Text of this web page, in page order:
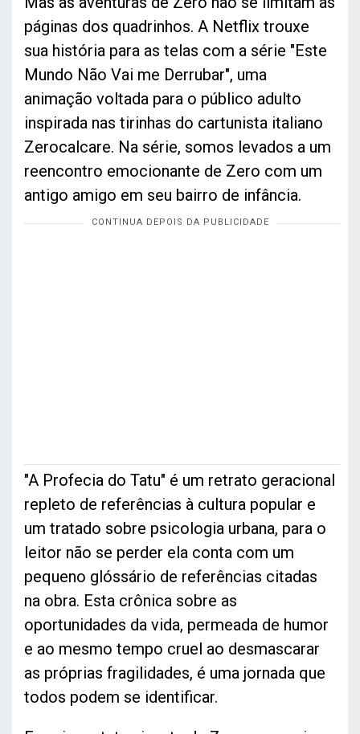
páginas dos quadrinhos. A Netflix trouxe
sua história para as telas com a série "Este
Mundo Não Vai me Derrubar", uma
animação voltada para o público adulto
inspirada nas tirinhas do cartunista italiano
Zerocalcare. Na série, somos levados a um
reencontro emocionante de Zero com um
antigo amigo em seu bairro de infância.
"A Profecia do Tatu" é um retrato geracional
repleto de referências à cultura popular e
um tratado sobre psicologia urbana, para o
leitor não se perder ela conta com um
pequeno glóssário de referências citadas
na obra. Esta crônica sobre as
oportunidades da vida, permeada de humor
e ao mesmo tempo cruel ao desmascarar
as próprias fragilidades, é uma jornada que
todos podem se identificar.